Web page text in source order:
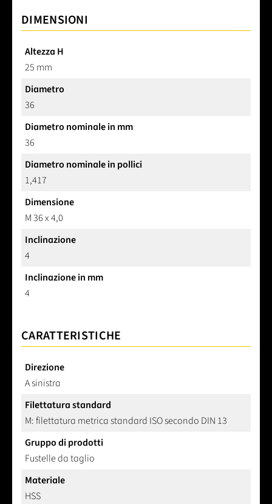
DIMENSIONI
Altezza H
25 mm
Diametro
36
Diametro nominale in mm
36
Diametro nominale in pollici
1,417
Dimensione
M 36 x 4,0
Inclinazione
4
Inclinazione in mm
4
CARATTERISTICHE
Direzione
A sinistra
Filettatura standard
M: filettatura metrica standard ISO secondo DIN 13
Gruppo di prodotti
Fustelle da taglio
Materiale
HSS